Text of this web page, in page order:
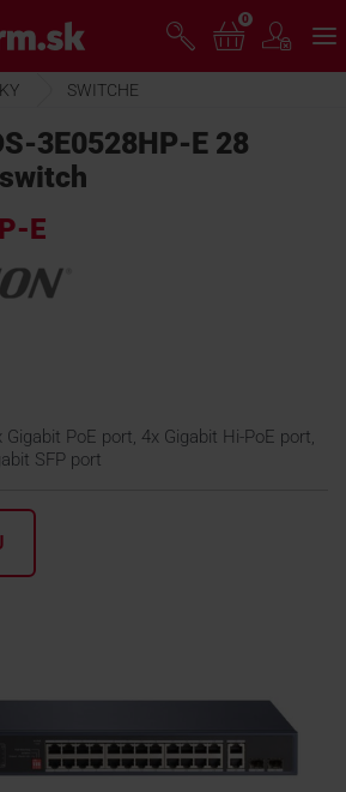
0
SWITCHE
3E0528HP-E 28
E
PoE port, 4x Gigabit Hi-PoE port,
SFP port